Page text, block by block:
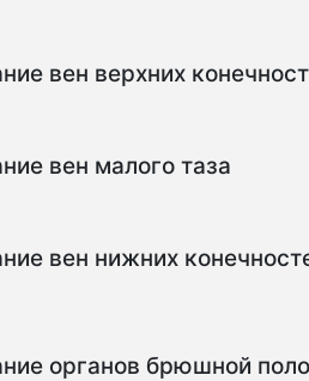
вен верхних
вен малого таза
вен нижних
органов брюшной